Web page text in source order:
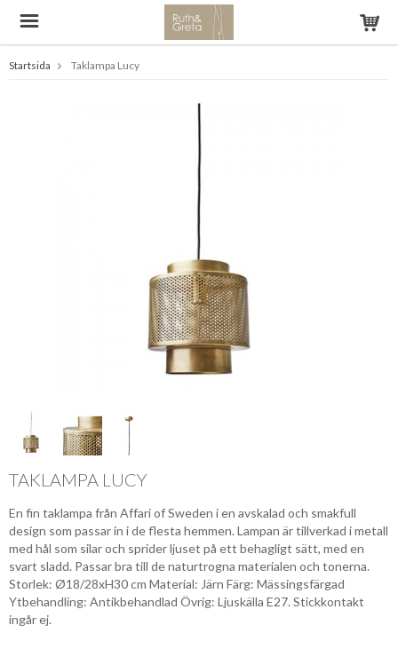
Startsida Taklampa Lucy
TAKLAMPA LUCY
En fin taklampa från Affari of Sweden i en avskalad och smakfull
design som passar in i de flesta hemmen. Lampan är tillverkad i metall
med hål som silar och sprider ljuset på ett behagligt sätt, med en
svart sladd. Passar bra till de naturtrogna materialen och tonerna.
Storlek: Ø18/28xH30 cm Material: Järn Färg: Mässingsfärgad
Ytbehandling: Antikbehandlad Övrig: Ljuskälla E27. Stickkontakt
ingår ej.